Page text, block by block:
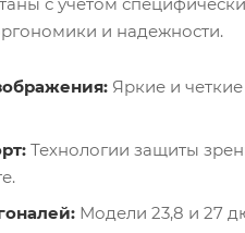
и надежности.
Яркие и
Технологии защиты
Модели 23,8 и 27